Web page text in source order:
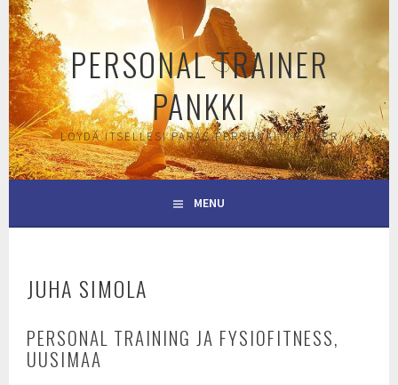
Skip
to
content
PERSONAL TRAINER
PANKKI
LÖYDÄ ITSELLESI PARAS PERSONAL TRAINER
MENU
JUHA SIMOLA
PERSONAL TRAINING JA FYSIOFITNESS,
UUSIMAA